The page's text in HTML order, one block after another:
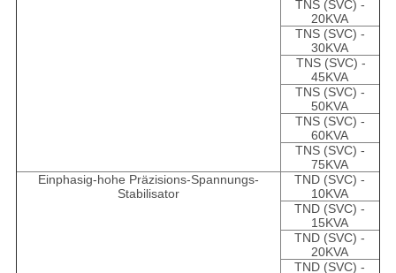
TNS (SVC) -
20KVA
TNS (SVC) -
30KVA
TNS (SVC) -
45KVA
TNS (SVC) -
50KVA
TNS (SVC) -
60KVA
TNS (SVC) -
75KVA
Einphasig-hohe Präzisions-Spannungs-
Stabilisator
TND (SVC) -
10KVA
TND (SVC) -
15KVA
TND (SVC) -
20KVA
TND (SVC) -